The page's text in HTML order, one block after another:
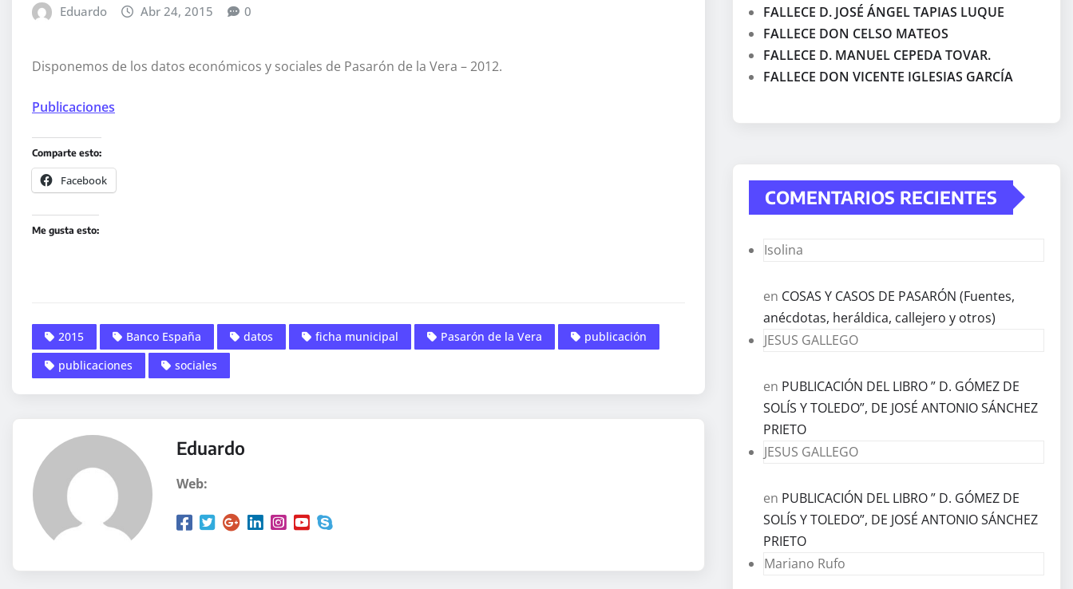
Eduardo Abr 24, 2015 0
Disponemos de los datos económicos y sociales de Pasarón de la Vera – 2012.
Publicaciones
Comparte esto:
Facebook
Me gusta esto:
2015 Banco España datos ficha municipal Pasarón de la Vera
publicación
publicaciones
sociales
Eduardo
Web:
FALLECE D. JOSÉ ÁNGEL TAPIAS LUQUE
FALLECE DON CELSO MATEOS
FALLECE D. MANUEL CEPEDA TOVAR.
FALLECE DON VICENTE IGLESIAS GARCÍA
COMENTARIOS RECIENTES
Isolina
en COSAS Y CASOS DE PASARÓN (Fuentes,
anécdotas, heráldica, callejero y otros)
JESUS GALLEGO
en PUBLICACIÓN DEL LIBRO ” D. GÓMEZ DE
SOLÍS Y TOLEDO”, DE JOSÉ ANTONIO SÁNCHEZ
PRIETO
JESUS GALLEGO
en PUBLICACIÓN DEL LIBRO ” D. GÓMEZ DE
SOLÍS Y TOLEDO”, DE JOSÉ ANTONIO SÁNCHEZ
PRIETO
Mariano Rufo